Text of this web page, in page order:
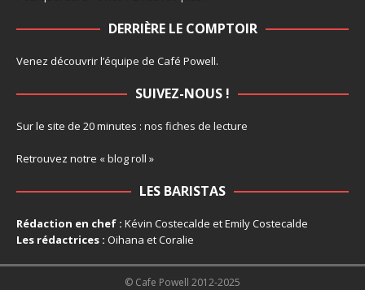
DERRIÈRE LE COMPTOIR
Venez découvrir l’équipe de Café Powell.
SUIVEZ-NOUS !
Sur le site de 20 minutes : nos fiches de lecture
Retrouvez notre « blog roll »
LES BARISTAS
Rédaction en chef : Kévin Costecalde et Emily Costecalde
Les rédactrices : Oihana et Coralie
© Cafe Powell 2012-2025